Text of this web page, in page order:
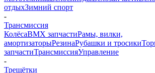
отдыхЗимний спорт
-
Трансмиссия
КолёсаBMX запчастиРамы, вилки,
амортизаторыРезинаРубашки и тросики
запчастиТрансмиссияУправление
-
Трещётки